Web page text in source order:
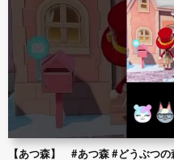
【あつ森】 #あつ森 #どうぶつ